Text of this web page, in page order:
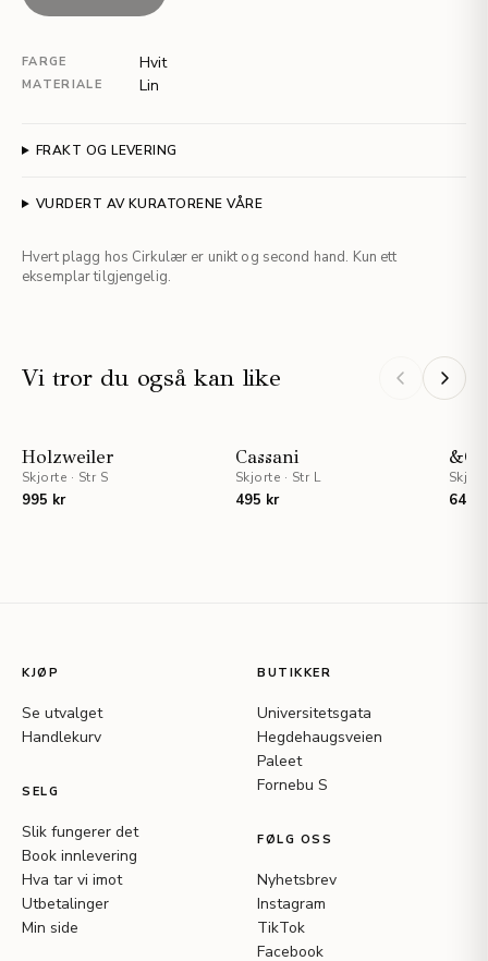
FARGE Hvit
MATERIALE Lin
FRAKT OG LEVERING
VURDERT AV KURATORENE VÅRE
Hvert plagg hos Cirkulær er unikt og second hand. Kun ett
eksemplar tilgjengelig.
Vi tror du også kan like
Holzweiler
Skjorte · Str S
995 kr
Cassani
Skjorte · Str L
495 kr 645
KJØP
Se utvalget
Handlekurv
SELG
Slik fungerer det
Book innlevering
Hva tar vi imot
Utbetalinger
Min side
BUTIKKER
Universitetsgata
Hegdehaugsveien
Paleet
Fornebu S
FØLG OSS
Nyhetsbrev
Instagram
TikTok
Facebook